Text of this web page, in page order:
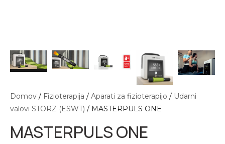
valji
pripomočki
terapija NOVAFON
terapija
terapija CUPPING
za elektroterapijo
terapija NOVAFON
koordinacija
Domov / Fizioterapija / Aparati za fizioterapijo / Udarni
valovi STORZ (ESWT) / MASTERPULS ONE
MASTERPULS ONE